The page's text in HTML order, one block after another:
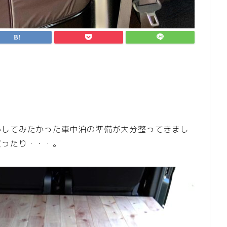
てみたかった車中泊の準備が大分整ってきまし
たり・・・。